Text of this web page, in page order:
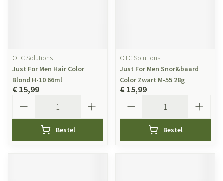
OTC Solutions
Just For Men Hair Color
Blond H-10 66ml
€ 15,99
Bestel
OTC Solutions
Just For Men Snor&baard
Color Zwart M-55 28g
€ 15,99
Bestel